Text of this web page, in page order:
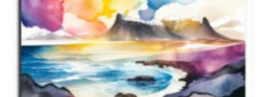
options
peuvent
être
choisies
sur
la